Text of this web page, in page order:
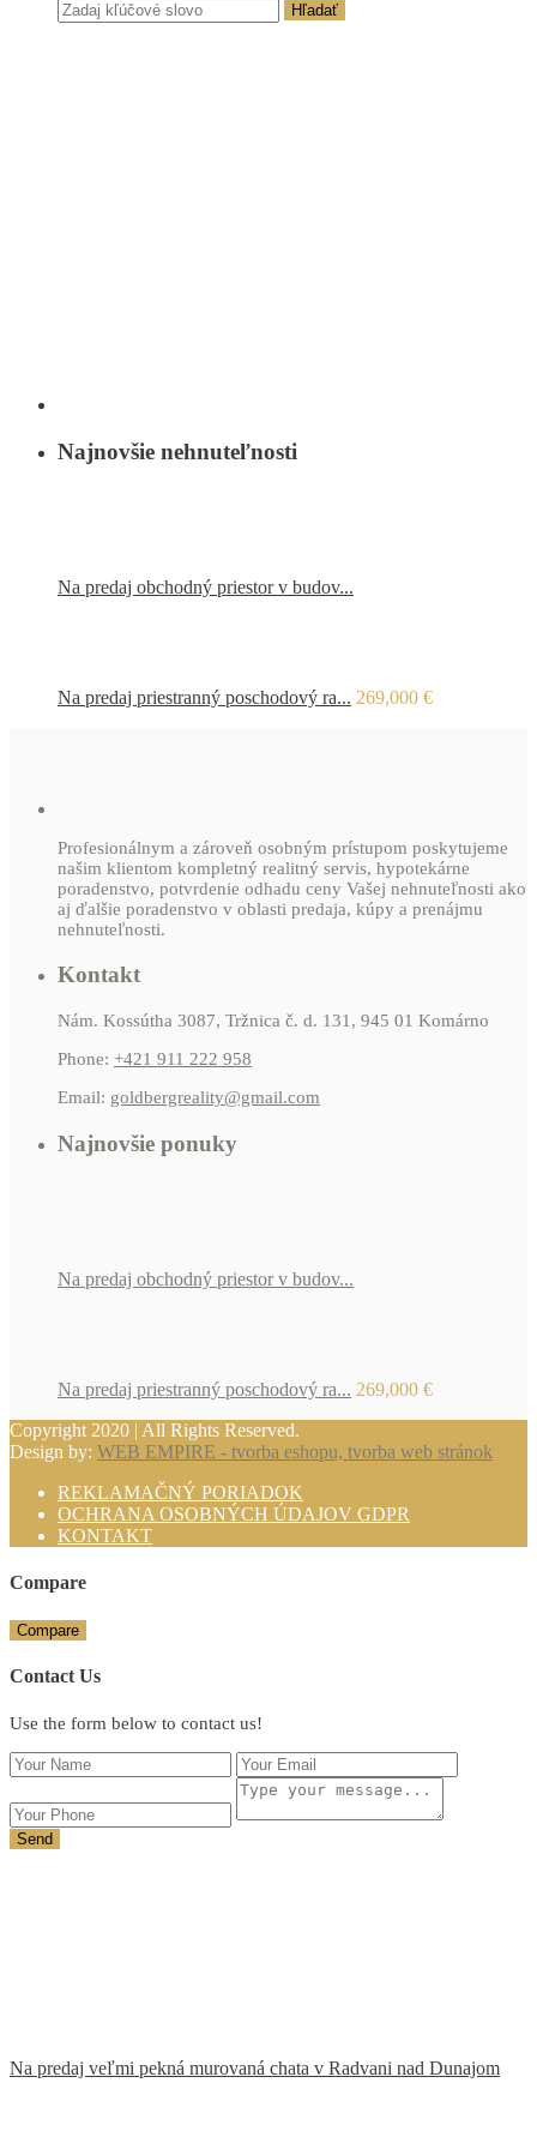
Hľadať
Najnovšie nehnuteľnosti
Na predaj obchodný priestor v budov...
Na predaj priestranný poschodový ra... 269,000 €
Profesionálnym a zároveň osobným prístupom poskytujeme
našim klientom kompletný realitný servis, hypotekárne
poradenstvo, potvrdenie odhadu ceny Vašej nehnuteľnosti ako
aj ďalšie poradenstvo v oblasti predaja, kúpy a prenájmu
nehnuteľnosti.
Kontakt
Nám. Kossútha 3087, Tržnica č. d. 131, 945 01 Komárno
Phone: +421 911 222 958
Email: goldbergreality@gmail.com
Najnovšie ponuky
Na predaj obchodný priestor v budov...
Na predaj priestranný poschodový ra... 269,000 €
Copyright 2020 | All Rights Reserved.
Design by: WEB EMPIRE - tvorba eshopu, tvorba web stránok
REKLAMAČNÝ PORIADOK
OCHRANA OSOBNÝCH ÚDAJOV GDPR
KONTAKT
Compare
Compare
Contact Us
Use the form below to contact us!
Send
Na predaj veľmi pekná murovaná chata v Radvani nad Dunajom